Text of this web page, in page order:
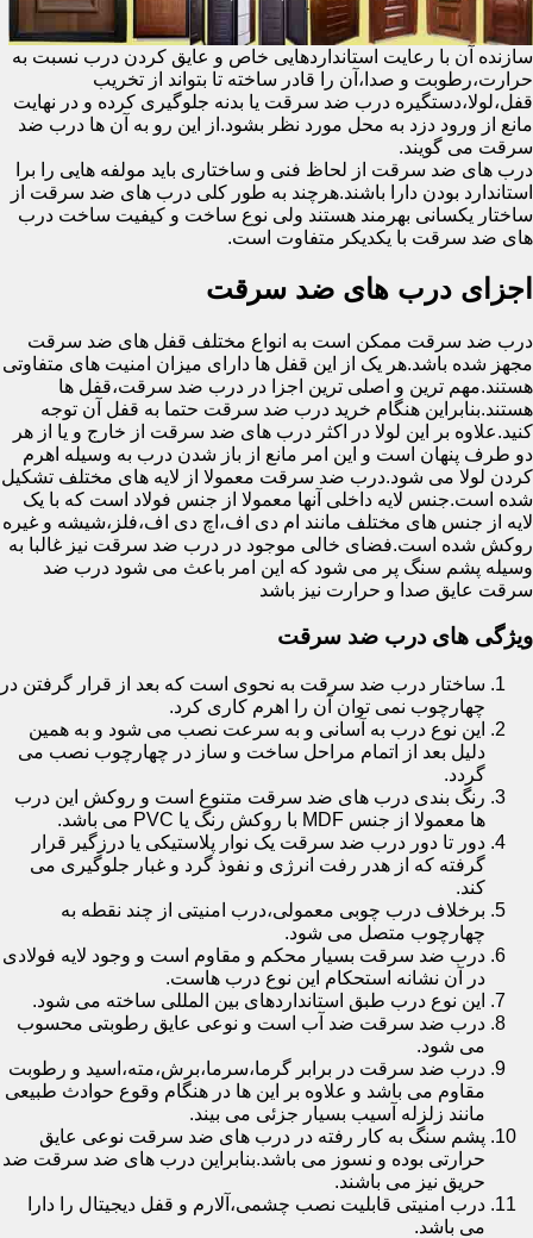
سازنده آن با رعایت استانداردهایی خاص و عایق کردن درب نسبت به
حرارت،رطوبت و صدا،آن را قادر ساخته تا بتواند از تخریب
قفل،لولا،دستگیره درب ضد سرقت یا بدنه جلوگیری کرده و در نهایت
مانع از ورود دزد به محل مورد نظر بشود.از این رو به آن ها درب ضد
سرقت می گویند.
درب های ضد سرقت از لحاظ فنی و ساختاری باید مولفه هایی را برا
استاندارد بودن دارا باشند.هرچند به طور کلی درب های ضد سرقت از
ساختار یکسانی بهرمند هستند ولی نوع ساخت و کیفیت ساخت درب
های ضد سرقت با یکدیکر متفاوت است.
اجزای درب های ضد سرقت
درب ضد سرقت ممکن است به انواع مختلف قفل های ضد سرقت
مجهز شده باشد.هر یک از این قفل ها دارای میزان امنیت های متفاوتی
هستند.مهم ترین و اصلی ترین اجزا در درب ضد سرقت،قفل ها
هستند.بنابراین هنگام خرید درب ضد سرقت حتما به قفل آن توجه
کنید.علاوه بر این لولا در اکثر درب های ضد سرقت از خارج و یا از هر
دو طرف پنهان است و این امر مانع از باز شدن درب به وسیله اهرم
کردن لولا می شود.درب ضد سرقت معمولا از لایه های مختلف تشکیل
شده است.جنس لایه داخلی آنها معمولا از جنس فولاد است که با یک
لایه از جنس های مختلف مانند ام دی اف،اچ دی اف،فلز،شیشه و غیره
روکش شده است.فضای خالی موجود در درب ضد سرقت نیز غالبا به
وسیله پشم سنگ پر می شود که این امر باعث می شود درب ضد
سرقت عایق صدا و حرارت نیز باشد
ویژگی های درب ضد سرقت
ساختار درب ضد سرقت به نحوی است که بعد از قرار گرفتن در
چهارچوب نمی توان آن را اهرم کاری کرد.
این نوع درب به آسانی و به سرعت نصب می شود و به همین
دلیل بعد از اتمام مراحل ساخت و ساز در چهارچوب نصب می
گردد.
رنگ بندی درب های ضد سرقت متنوع است و روکش این درب
ها معمولا از جنس MDF با روکش رنگ یا PVC می باشد.
دور تا دور درب ضد سرقت یک نوار پلاستیکی یا درزگیر قرار
گرفته که از هدر رفت انرژی و نفوذ گرد و غبار جلوگیری می
کند.
برخلاف درب چوبی معمولی،درب امنیتی از چند نقطه به
چهارچوب متصل می شود.
درب ضد سرقت بسیار محکم و مقاوم است و وجود لایه فولادی
در آن نشانه استحکام این نوع درب هاست.
این نوع درب طبق استانداردهای بین المللی ساخته می شود.
درب ضد سرقت ضد آب است و نوعی عایق رطوبتی محسوب
می شود.
درب ضد سرقت در برابر گرما،سرما،برش،مته،اسید و رطوبت
مقاوم می باشد و علاوه بر این ها در هنگام وقوع حوادث طبیعی
مانند زلزله آسیب بسیار جزئی می بیند.
پشم سنگ به کار رفته در درب های ضد سرقت نوعی عایق
حرارتی بوده و نسوز می باشد.بنابراین درب های ضد سرقت ضد
حریق نیز می باشند.
درب امنیتی قابلیت نصب چشمی،آلارم و قفل دیجیتال را دارا
می باشد.